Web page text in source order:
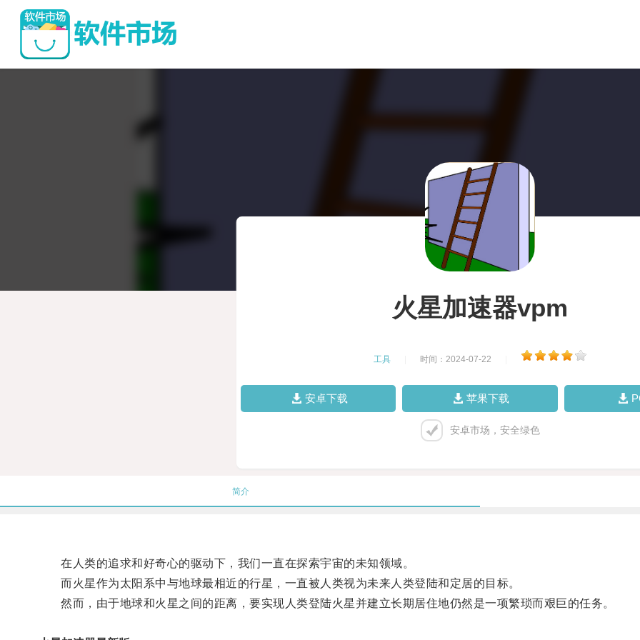
火星加速器vpm
工具 时间：2024-07-22
安卓下载 苹果下载
安卓市场，安全绿色
简介
在人类的追求和好奇心的驱动下，我们一直在探索宇宙的未知领域。
而火星作为太阳系中与地球最相近的行星，一直被人类视为未来人类登陆和定居的目标。
然而，由于地球和火星之间的距离，要实现人类登陆火星并建立长期居住地仍然是一项繁琐而艰巨的任务。